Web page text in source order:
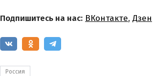
Подпишитесь на нас: ВКонтакте, Дзен
Россия